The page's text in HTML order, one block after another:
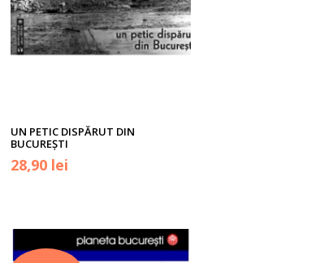
UN PETIC DISPĂRUT DIN
BUCUREȘTI
Prețul
fost:
28,90 lei
28,90 lei.